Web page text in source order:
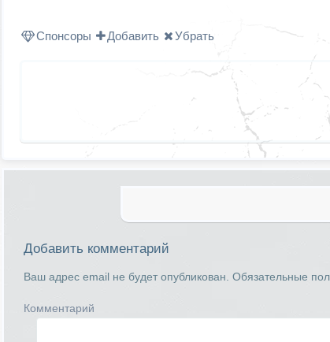
Спонсоры Добавить Убрать
Добавить комментарий
Ваш адрес email не будет опубликован. Обязательные
Комментарий